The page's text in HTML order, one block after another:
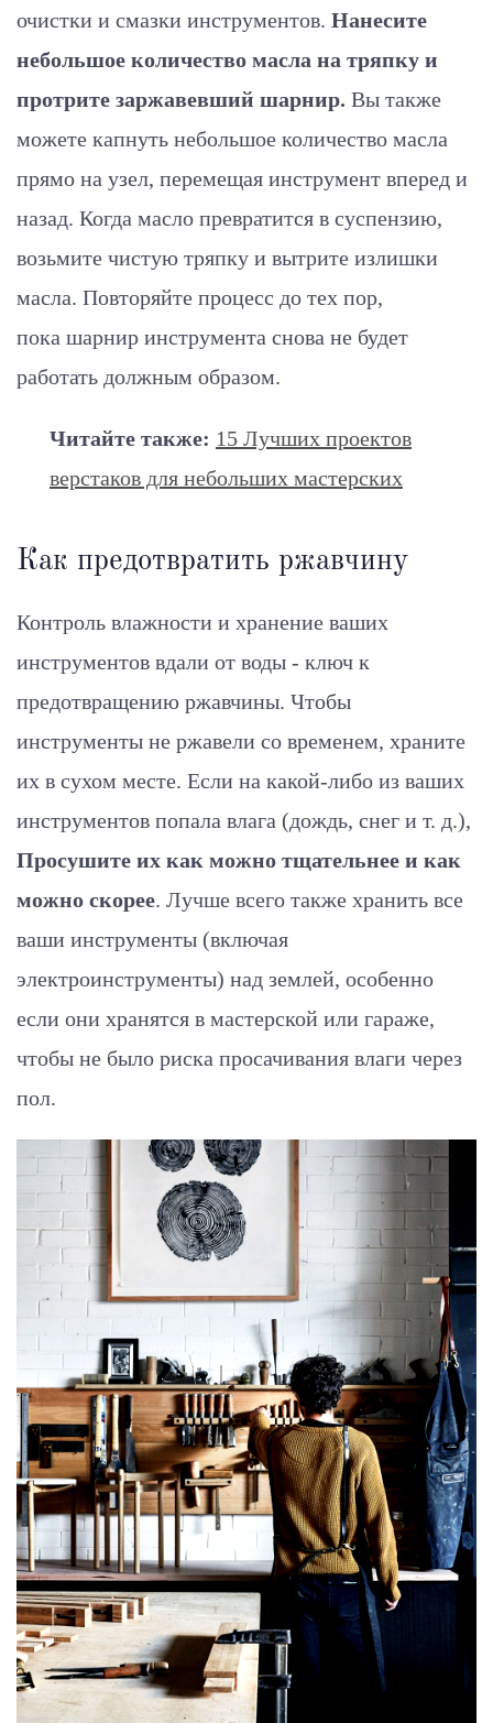
очистки и смазки инструментов. Нанесите
небольшое количество масла на тряпку и
протрите заржавевший шарнир. Вы также
можете капнуть небольшое количество масла
прямо на узел, перемещая инструмент вперед и
назад. Когда масло превратится в суспензию,
возьмите чистую тряпку и вытрите излишки
масла. Повторяйте процесс до тех пор,
пока шарнир инструмента снова не будет
работать должным образом.
Читайте также: 15 Лучших проектов
верстаков для небольших мастерских
Как предотвратить ржавчину
Контроль влажности и хранение ваших
инструментов вдали от воды - ключ к
предотвращению ржавчины. Чтобы
инструменты не ржавели со временем, храните
их в сухом месте. Если на какой-либо из ваших
инструментов попала влага (дождь, снег и т. д.),
Просушите их как можно тщательнее и как
можно скорее. Лучше всего также хранить все
ваши инструменты (включая
электроинструменты) над землей, особенно
если они хранятся в мастерской или гараже,
чтобы не было риска просачивания влаги через
пол.